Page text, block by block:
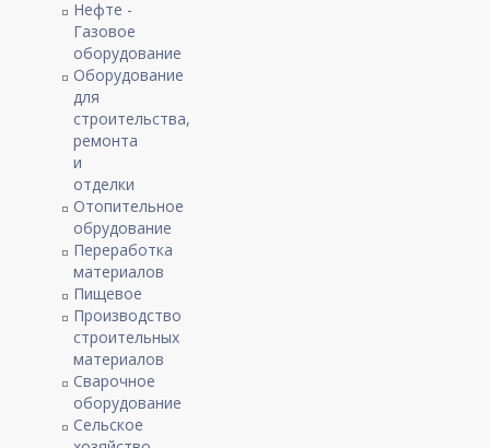
Нефте -
Газовое
оборудование
Оборудование
для
строительства,
ремонта
и
отделки
Отопительное
обрудование
Переработка
материалов
Пищевое
Производство
строительных
материалов
Сварочное
оборудование
Сельское